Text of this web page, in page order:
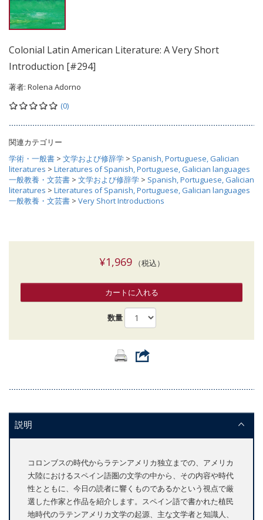
Colonial Latin American Literature: A Very Short
Introduction [#294]
著者: Rolena Adorno
(0)
関連カテゴリー
学術・一般書 > 文学および修辞学 > Spanish, Portuguese, Galician
literatures > Literatures of Spanish, Portuguese, Galician languages
一般教養・文芸書 > 文学および修辞学 > Spanish, Portuguese, Galician
literatures > Literatures of Spanish, Portuguese, Galician languages
一般教養・文芸書 > Very Short Introductions
¥1,969（税込）
カートに入れる
数量
説明
コロンブスの時代からラテンアメリカ独立までの、アメリカ
大陸におけるスペイン語圏の文学の中から、その内容や時代
性とともに、今日の読者に響くものであるかという視点で厳
選した作家と作品を紹介します。スペイン語で書かれた植民
地時代のラテンアメリカ文学の起源、主な文学者と知識人、